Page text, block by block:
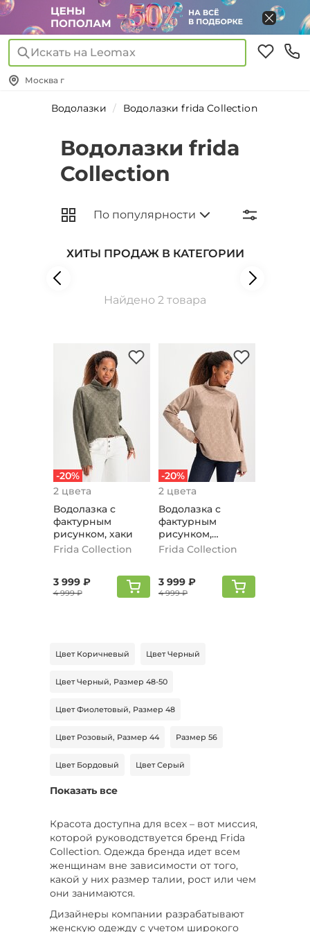
Искать на Leomax
Москва г
Водолазки Водолазки frida Collection
Водолазки frida
Collection
ХИТЫ ПРОДАЖ В КАТЕГОРИИ
Найдено 2 товара
-20%
2 цвета
Водолазка с
фактурным
рисунком, хаки
Frida Collection
3 999 ₽
4 999 ₽
-20%
2 цвета
Водолазка с
фактурным
рисунком,
бежевый
Frida Collection
3 999 ₽
4 999 ₽
Цвет Коричневый Цвет Черный
Цвет Черный, Размер 48-50
Цвет Фиолетовый, Размер 48
Цвет Розовый, Размер 44 Размер 56
Цвет Бордовый Цвет Серый
Цвет Серый, Размер 50
Цвет Серый, Размер 56 Размер 60
Цвет Красный, Размер 48
Цвет Коричневый, Размер 56-58
Показать все
Красота доступна для всех – вот миссия,
которой руководствуется бренд Frida
Collection. Одежда бренда идет всем
женщинам вне зависимости от того,
какой у них размер талии, рост или чем
они занимаются.
Дизайнеры компании разрабатывают
женскую одежду с учетом широкого